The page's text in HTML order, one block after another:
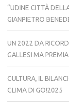
“UDINE CITTÀ
GIANPIETRO
UN 2022 DA
GALLESI MA
CULTURA, IL
CLIMA DI GO!2025